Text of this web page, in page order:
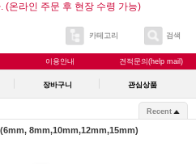
(온라인 주문 후 현장 수령 가능)
카테고리 검색
이용안내 견적문의(help mail)
장바구니 관심상품
Recent
8mm,10mm,12mm,15mm)